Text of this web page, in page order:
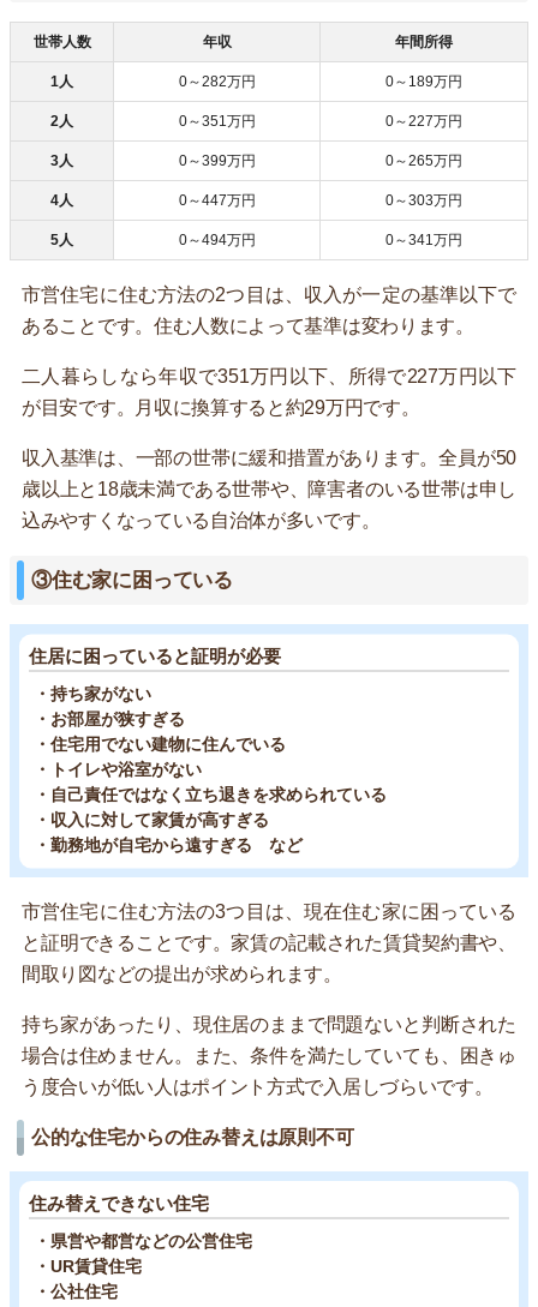
世帯人数 年収 年間所得
1人 0～282万円 0～189万円
2人 0～351万円 0～227万円
3人 0～399万円 0～265万円
4人 0～447万円 0～303万円
5人 0～494万円 0～341万円
市営住宅に住む方法の2つ目は、収入が一定の基準以下で
あることです。住む人数によって基準は変わります。
二人暮らしなら年収で351万円以下、所得で227万円以下
が目安です。月収に換算すると約29万円です。
収入基準は、一部の世帯に緩和措置があります。全員が50
歳以上と18歳未満である世帯や、障害者のいる世帯は申し
込みやすくなっている自治体が多いです。
③住む家に困っている
住居に困っていると証明が必要
・持ち家がない
・お部屋が狭すぎる
・住宅用でない建物に住んでいる
・トイレや浴室がない
・自己責任ではなく立ち退きを求められている
・収入に対して家賃が高すぎる
・勤務地が自宅から遠すぎる など
市営住宅に住む方法の3つ目は、現在住む家に困っている
と証明できることです。家賃の記載された賃貸契約書や、
間取り図などの提出が求められます。
持ち家があったり、現住居のままで問題ないと判断された
場合は住めません。また、条件を満たしていても、困きゅ
う度合いが低い人はポイント方式で入居しづらいです。
公的な住宅からの住み替えは原則不可
住み替えできない住宅
・県営や都営などの公営住宅
・UR賃貸住宅
・公社住宅